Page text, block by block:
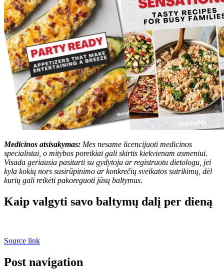
Medicinos atsisakymas: Mes nesame licencijuoti medicinos
specialistai, o mitybos poreikiai gali skirtis kiekvienam asmeniui.
Visada geriausia pasitarti su gydytoju ar registruotu dietologu, jei
kyla kokių nors susirūpinimo ar konkrečių sveikatos sutrikimų, dėl
kurių gali reikėti pakoreguoti jūsų baltymus.
Kaip valgyti savo baltymų dalį per dieną
Source link
Post navigation